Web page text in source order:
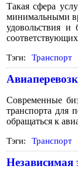
Такая сфера
минимальными
удовольствия
Тэги: Транспорт
Современные
транспорта для
обращаться к
Тэги: Транспорт
Независимая